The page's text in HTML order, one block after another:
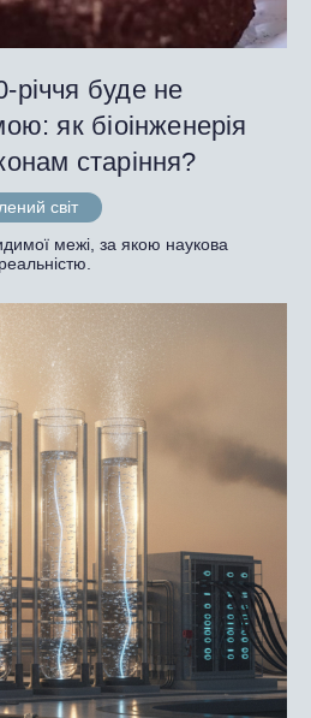
річчя буде не
як біоінженерія
старіння?
світ
межі, за якою наукова